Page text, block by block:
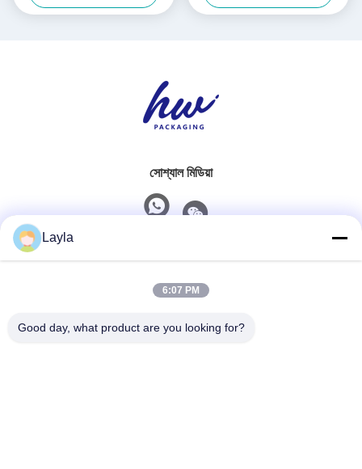
সোশ্যাল মিডিয়া
0086-18688885859
Layla
6:07 PM
Good day, what product are you looking for?